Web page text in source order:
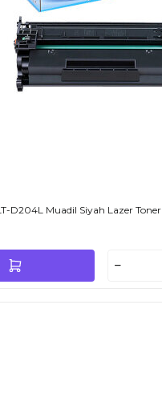
D204L Muadil Siyah Lazer Toner